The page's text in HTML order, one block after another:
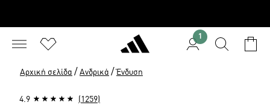
1
Αρχική σελίδα / Ανδρικά / Ένδυση
4.9 (1259)